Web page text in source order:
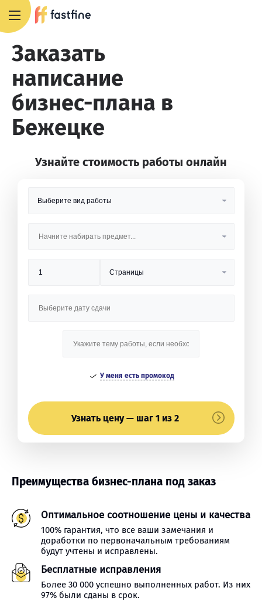
Заказать
написание
бизнес-плана в
Бежецке
Узнайте стоимость работы онлайн
У меня есть промокод
Узнать цену — шаг 1 из 2
Преимущества бизнес-плана под заказ
Оптимальное соотношение цены и качества
100% гарантия, что все ваши замечания и
доработки по первоначальным требованиям
будут учтены и исправлены.
Бесплатные исправления
Более 30 000 успешно выполненных работ. Из них
97% были сданы в срок.